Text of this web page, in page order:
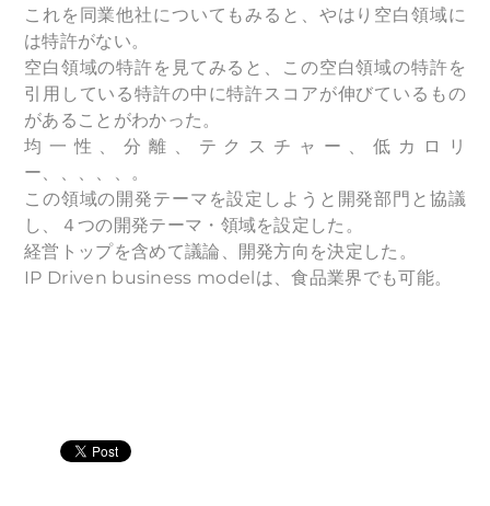
これを同業他社についてもみると、やはり空白領域に
は特許がない。
空白領域の特許を見てみると、この空白領域の特許を
引用している特許の中に特許スコアが伸びているもの
があることがわかった。
均一性、分離、テクスチャー、低カロリ
ー、、、、、。
この領域の開発テーマを設定しようと開発部門と協議
し、４つの開発テーマ・領域を設定した。
経営トップを含めて議論、開発方向を決定した。
IP Driven business modelは、食品業界でも可能。